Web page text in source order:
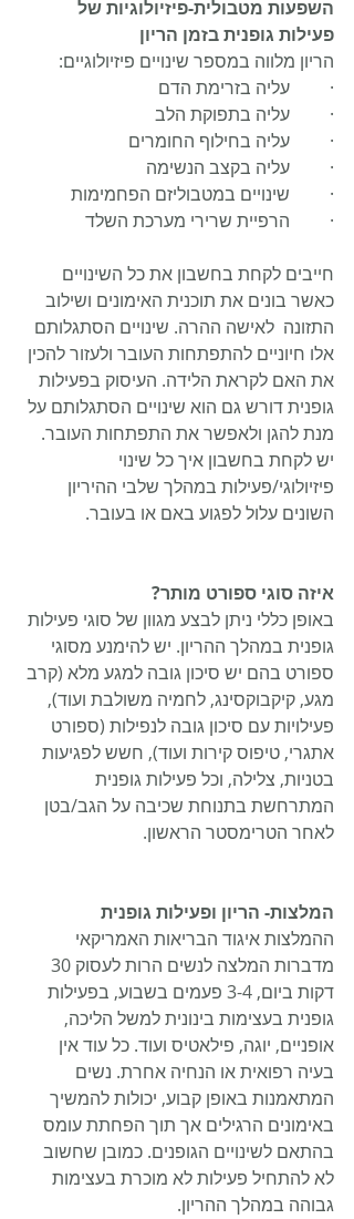
השפעות מטבולית-פיזיולוגיות של
פעילות גופנית בזמן הריון
הריון מלווה במספר שינויים פיזיולוגיים:
·         עליה בזרימת הדם
·         עליה בתפוקת הלב
·         עליה בחילוף החומרים
·         עליה בקצב הנשימה
·         שינויים במטבוליזם הפחמימות
·         הרפיית שרירי מערכת השלד
חייבים לקחת בחשבון את כל השינויים
כאשר בונים את תוכנית האימונים ושילוב
התזונה  לאישה ההרה. שינויים הסתגלותם
אלו חיוניים להתפתחות העובר ולעזור להכין
את האם לקראת הלידה. העיסוק בפעילות
גופנית דורש גם הוא שינויים הסתגלותם על
מנת להגן ולאפשר את התפתחות העובר.
יש לקחת בחשבון איך כל שינוי
פיזיולוגי/פעילות במהלך שלבי ההיריון
השונים עלול לפגוע באם או בעובר.
איזה סוגי ספורט מותר?
באופן כללי ניתן לבצע מגוון של סוגי פעילות
גופנית במהלך ההריון. יש להימנע מסוגי
ספורט בהם יש סיכון גובה למגע מלא (קרב
מגע, קיקבוקסינג, לחמיה משולבת ועוד),
פעילויות עם סיכון גובה לנפילות (ספורט
אתגרי, טיפוס קירות ועוד), חשש לפגיעות
בטניות, צלילה, וכל פעילות גופנית
המתרחשת בתנוחת שכיבה על הגב/בטן
לאחר הטרימסטר הראשון.
המלצות- הריון ופעילות גופנית
ההמלצות איגוד הבריאות האמריקאי
דקות ביום, 3-4 פעמים בשבוע, בפעילות
גופנית בעצימות בינונית למשל הליכה,
אופניים, יוגה, פילאטיס ועוד. כל עוד אין
בעיה רפואית או הנחיה אחרת. נשים
המתאמנות באופן קבוע, יכולות להמשיך
באימונים הרגילים אך תוך הפחתת עומס
בהתאם לשינויים הגופנים. כמובן שחשוב
לא להתחיל פעילות לא מוכרת בעצימות
גבוהה במהלך ההריון.